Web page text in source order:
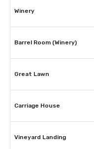
Winery
Barrel Room (Winery)
Great Lawn
Carriage House
Vineyard Landing